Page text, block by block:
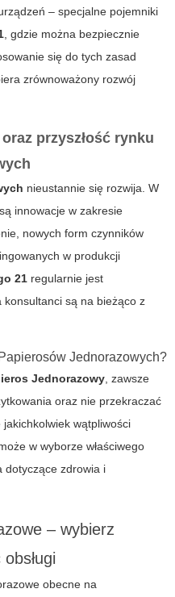
– specjalne pojemniki
, gdzie można bezpiecznie
się do tych zasad
zrównoważony rozwój
przyszłość rynku
nieustannie się rozwija. W
innowacje w zakresie
nowych form czynników
w produkcji
21 regularnie jest
są na bieżąco z
Jednorazowych?
Jednorazowy, zawsze
oraz nie przekraczać
wątpliwości
w wyborze właściwego
dotyczące zdrowia i
– wybierz
obecne na